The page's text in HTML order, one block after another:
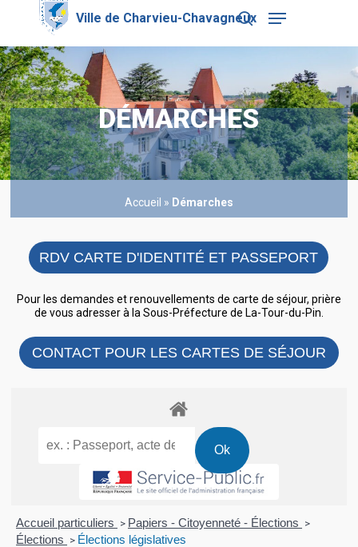
content
search
Menu
DÉMARCHES
Accueil » Démarches
RDV CARTE D'IDENTITÉ ET PASSEPORT
Pour les demandes et renouvellements de carte de séjour, prière
de vous adresser à la Sous-Préfecture de La-Tour-du-Pin.
CONTACT POUR LES CARTES DE SÉJOUR
Accueil particuliers > Papiers - Citoyenneté - Élections >
Élections > Élections législatives
Close